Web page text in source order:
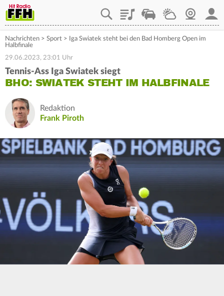
PlaylistStaupilotWetterWebcam
Nachrichten > Sport >
Iga Swiatek steht bei den Bad Homberg Open im
Halbfinale
29.06.2023, 23:01 Uhr
Tennis-Ass Iga Swiatek siegt
BHO: SWIATEK STEHT IM HALBFINALE
Redaktion
Frank Piroth